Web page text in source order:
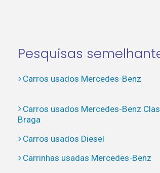
Pesquisas
Carros usados Mercedes-Benz
Carros usados Mercedes-Benz
Braga
Carros usados Diesel
Carrinhas usadas Mercedes-Benz